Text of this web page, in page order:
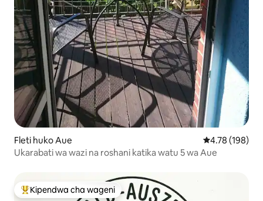
Fleti huko Aue Ukadiriaji wa
4.78 (198)
Ukarabati wa wazi na roshani katika watu 5 wa Aue
Kipendwa maarufu cha wageni
Kipendwa cha wageni